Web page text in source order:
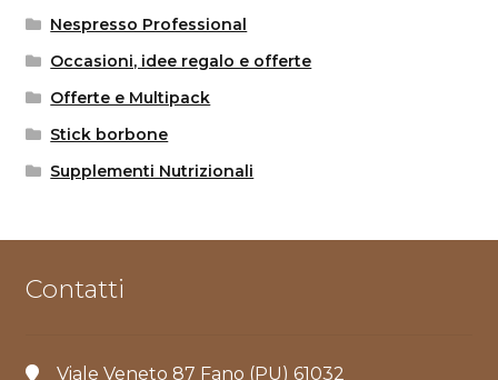
Nespresso Professional
Occasioni, idee regalo e offerte
Offerte e Multipack
Stick borbone
Supplementi Nutrizionali
Contatti
Viale Veneto 87 Fano (PU) 61032